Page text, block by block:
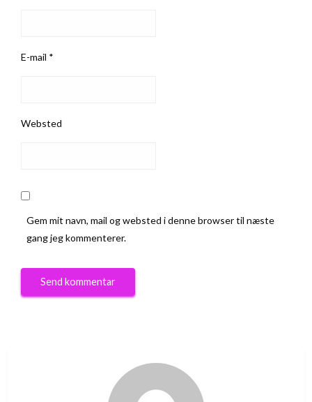
E-mail *
Websted
Gem mit navn, mail og websted i denne browser til næste
gang jeg kommenterer.